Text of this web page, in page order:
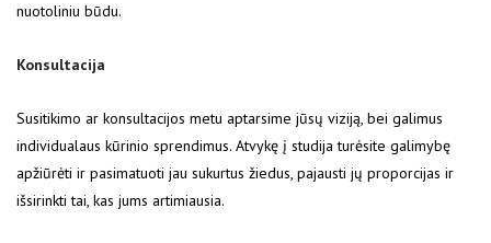
nuotoliniu būdu.
Konsultacija
Susitikimo ar konsultacijos metu aptarsime jūsų viziją, bei galimus
individualaus kūrinio sprendimus. Atvykę į studija turėsite galimybę
apžiūrėti ir pasimatuoti jau sukurtus žiedus, pajausti jų proporcijas ir
išsirinkti tai, kas jums artimiausia.